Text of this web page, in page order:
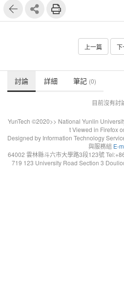
上一篇 下
討論 詳細 筆記 (0)
目前沒有討
YunTech ©2020>> National Yunlin
t Viewed in Firefox
Designed by Information Technology
與服務組 E-
64002 雲林縣斗六市大學路3段123號
719 123 University Road Section 3